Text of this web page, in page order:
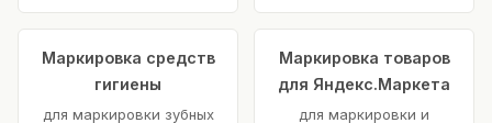
Маркировка средств
гигиены
для маркировки зубных
Маркировка товаров
для Яндекс.Маркета
для маркировки и